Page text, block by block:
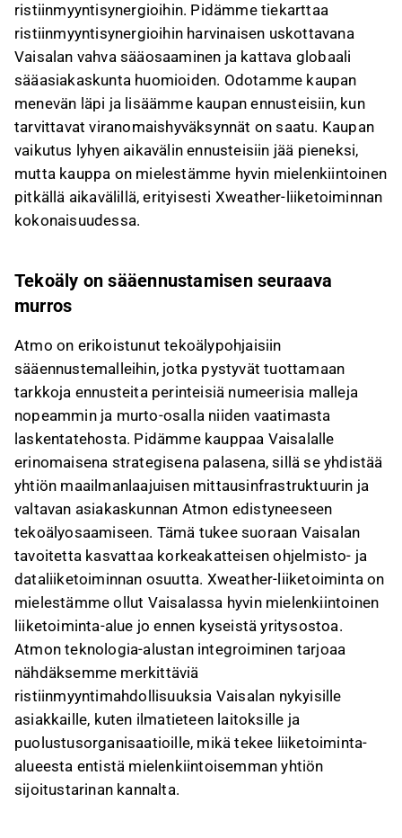
Kaupan vaikutus lyhyen aikavälin ennusteisiin
on pieni, mutta se on strategisesti merkittävä
pitkällä aikavälillä, erityisesti Xweather-
liiketoiminnan kannalta.
Tämä sisältö on tekoälyn tuottamaa. Anna siihen
liittyvää palautetta Inderesin
foorumilla.
ristiinmyyntisynergioihin. Pidämme tiekarttaa
ristiinmyyntisynergioihin harvinaisen uskottavana
Vaisalan vahva sääosaaminen ja kattava globaali
sääasiakaskunta huomioiden. Odotamme kaupan
menevän läpi ja lisäämme kaupan ennusteisiin, kun
tarvittavat viranomaishyväksynnät on saatu. Kaupan
vaikutus lyhyen aikavälin ennusteisiin jää pieneksi,
mutta kauppa on mielestämme hyvin mielenkiintoinen
pitkällä aikavälillä, erityisesti Xweather-liiketoiminnan
kokonaisuudessa.
Tekoäly on sääennustamisen seuraava
murros
Atmo on erikoistunut tekoälypohjaisiin
sääennustemalleihin, jotka pystyvät tuottamaan
tarkkoja ennusteita perinteisiä numeerisia malleja
nopeammin ja murto-osalla niiden vaatimasta
laskentatehosta. Pidämme kauppaa Vaisalalle
erinomaisena strategisena palasena, sillä se yhdistää
yhtiön maailmanlaajuisen mittausinfrastruktuurin ja
valtavan asiakaskunnan Atmon edistyneeseen
tekoälyosaamiseen. Tämä tukee suoraan Vaisalan
tavoitetta kasvattaa korkeakatteisen ohjelmisto- ja
dataliiketoiminnan osuutta. Xweather-liiketoiminta on
mielestämme ollut Vaisalassa hyvin mielenkiintoinen
liiketoiminta-alue jo ennen kyseistä yritysostoa.
Atmon teknologia-alustan integroiminen tarjoaa
nähdäksemme merkittäviä
ristiinmyyntimahdollisuuksia Vaisalan nykyisille
asiakkaille, kuten ilmatieteen laitoksille ja
puolustusorganisaatioille, mikä tekee liiketoiminta-
alueesta entistä mielenkiintoisemman yhtiön
sijoitustarinan kannalta.